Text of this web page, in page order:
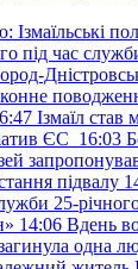
під час
Ізмаїл
ЄС 16:03
підвалу
25-
14:06 Вдень
одна